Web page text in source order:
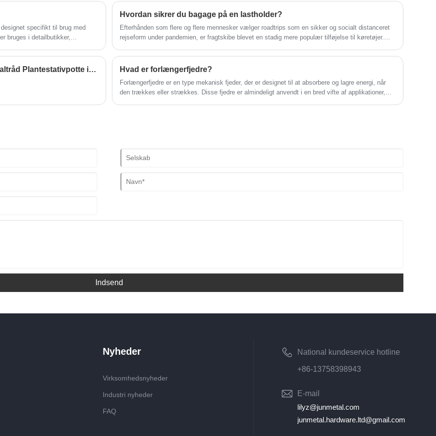
Vaskevognene med rulletråd med stor
kapacitet er udstyret med glatrullende
styrehjul, der giver ubesværet mobilitet,
hvilket giver mulighed for nem
bevægelse på tværs af forskellige
overflader. Deres ergonomiske håndtag
sikrer et behageligt greb, mens den
stabilitet. Med en stor kapacitet og
robust design er disse vogne perfekte til
at transportere vasketøj eller andre
sommerdage, hvor du vil lukke lidt frisk luft ind.
specifikt til brug med
bruges i detailbutikker,
reklamemateriale. Her er nogle
Hvordan sikrer du bagage på en lastholder?
Efterhånden som flere og flere mennesker vælger roadtrips som en sikker og socialt distanceret
rejseform under pandemien, er fragtskibe blevet en stadig mere populær tilføjelse til køretøjer.
sikre, at din bagage forbliver sikker og sikker på din lastholder.
Vigtigheden af ​​blomsterstativer til visning af metaltråd Plantestativpotte i dagligdagen Hvad er forlængerfjedre?
Forlængerfjedre er en type mekanisk fjeder, der er designet til at absorbere og lagre energi, når
den trækkes eller strækkes. Disse fjedre er almindeligt anvendt i en bred vifte af applikationer,
Indsend
National kundeservice hotline
+86-13758398943
E-mail
lilyz@junmetal.com
junmetal.hardware.ltd@gmail.com
Nyheder
Virksomhedsnyheder
Industri nyheder
FAQ